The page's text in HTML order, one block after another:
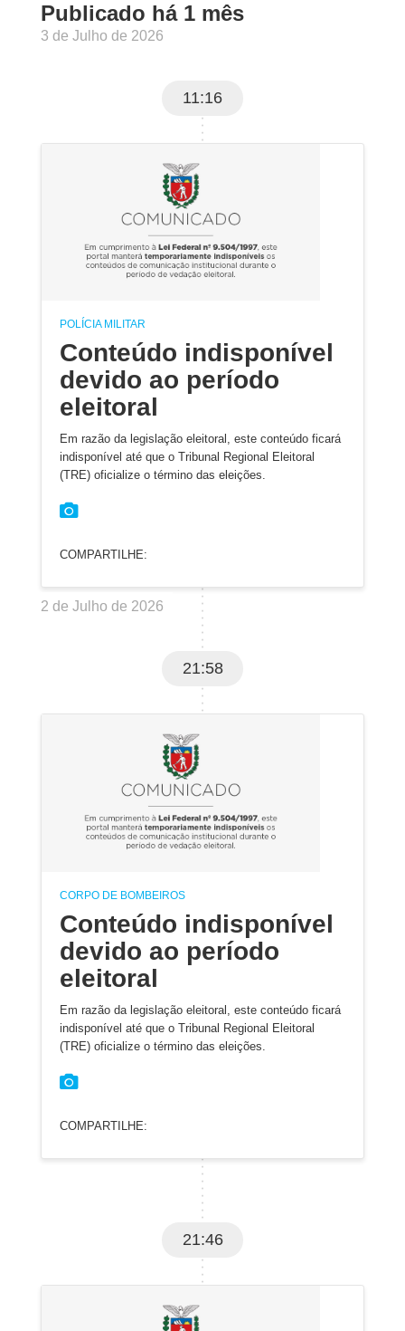
Publicado há 1 mês
3 de Julho de 2026
11:16
POLÍCIA MILITAR
Conteúdo indisponível
devido ao período
eleitoral
Em razão da legislação eleitoral, este conteúdo ficará
indisponível até que o Tribunal Regional Eleitoral
(TRE) oficialize o término das eleições.
COMPARTILHE:
2 de Julho de 2026
21:58
CORPO DE BOMBEIROS
Conteúdo indisponível
devido ao período
eleitoral
Em razão da legislação eleitoral, este conteúdo ficará
indisponível até que o Tribunal Regional Eleitoral
(TRE) oficialize o término das eleições.
COMPARTILHE:
21:46